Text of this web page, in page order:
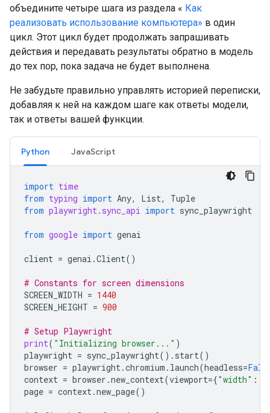
объедините четыре шага из раздела « Как
реализовать использование компьютера» в один
цикл. Этот цикл будет продолжать запрашивать
действия и передавать результаты обратно в модель
до тех пор, пока задача не будет выполнена.
Не забудьте правильно управлять историей переписки,
добавляя к ней на каждом шаге как ответы модели,
так и ответы вашей функции.
Python JavaScript
import time
from typing import Any, List,
Tuple
from playwright.sync_api import sync_playwright
from google import genai
client = genai .Client()
# Constants for screen dimensions
SCREEN_WIDTH = 1440
SCREEN_HEIGHT = 900
# Setup Playwright
print( "Initializing browser..." )
playwright = sync_playwright() . start()
browser = playwright.chromium . launch(headless=
context = browser .new_context(viewport={"width" :
page = context.new_page()